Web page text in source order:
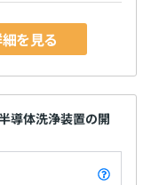
を見る
導体洗浄装置の開